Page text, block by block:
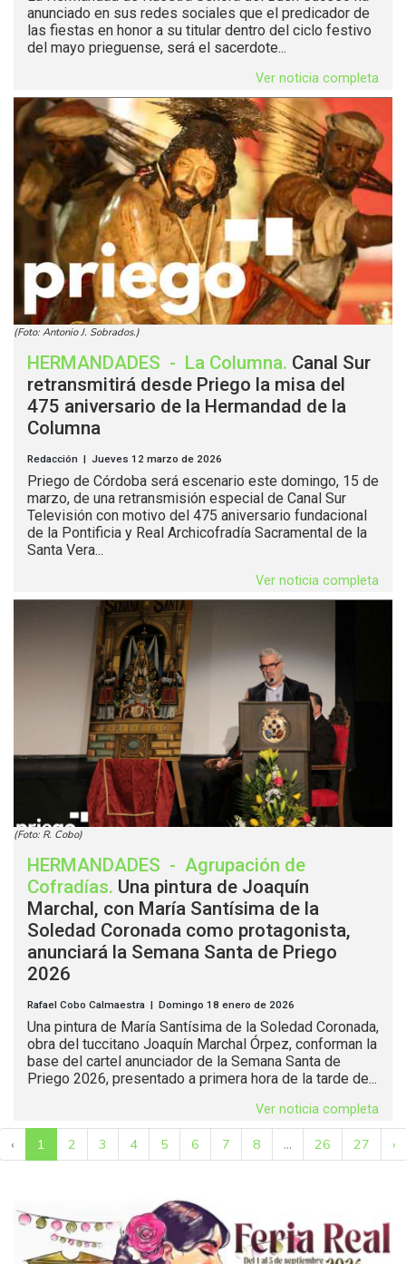
anunciado en sus redes sociales que el predicador de
las fiestas en honor a su titular dentro del ciclo festivo
del mayo prieguense, será el sacerdote...
Ver noticia completa
(Foto: Antonio J. Sobrados.)
HERMANDADES - La Columna. Canal Sur
retransmitirá desde Priego la misa del
475 aniversario de la Hermandad de la
Columna
Redacción | Jueves 12 marzo de 2026
Priego de Córdoba será escenario este domingo, 15 de
marzo, de una retransmisión especial de Canal Sur
Televisión con motivo del 475 aniversario fundacional
de la Pontificia y Real Archicofradía Sacramental de la
Santa Vera...
Ver noticia completa
(Foto: R. Cobo)
HERMANDADES - Agrupación de
Cofradías. Una pintura de Joaquín
Marchal, con María Santísima de la
Soledad Coronada como protagonista,
anunciará la Semana Santa de Priego
2026
Rafael Cobo Calmaestra | Domingo 18 enero de 2026
Una pintura de María Santísima de la Soledad Coronada,
obra del tuccitano Joaquín Marchal Órpez, conforman la
base del cartel anunciador de la Semana Santa de
Priego 2026, presentado a primera hora de la tarde de...
Ver noticia completa
‹ 1 2 3 4 5 6 7 8 ... 26 27 ›